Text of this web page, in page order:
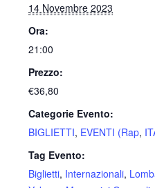
14 Novembre 2023
Ora:
21:00
Prezzo:
€36,80
Categorie Evento:
BIGLIETTI, EVENTI (Rap,
Tag Evento:
Biglietti, Internazionali,